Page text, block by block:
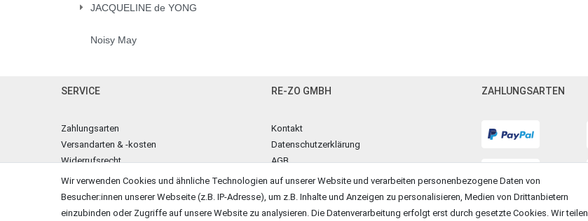
JACQUELINE de YONG
Noisy May
SERVICE
Zahlungsarten
Versandarten & -kosten
Widerrufsrecht
Warenkorb
Zur Kasse
Hilfe
RE-ZO GMBH
Kontakt
Datenschutzerklärung
AGB
Impressum
ZAHLUNGSARTEN
Wir verwenden Cookies und ähnliche Technologien auf unserer Website und verarbeiten personenbezogene Daten von
Besucher:innen unserer Webseite (z.B. IP-Adresse), um z.B. Inhalte und Anzeigen zu personalisieren, Medien von Drittanbietern
einzubinden oder Zugriffe auf unsere Website zu analysieren. Die Datenverarbeitung erfolgt erst durch gesetzte Cookies. Wir teilen